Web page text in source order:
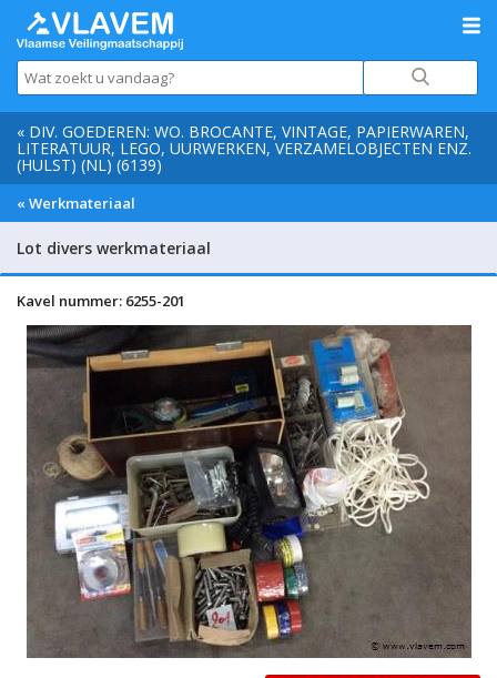
« DIV. GOEDEREN: WO. BROCANTE, VINTAGE, PAPIERWAREN,
LITERATUUR, LEGO, UURWERKEN, VERZAMELOBJECTEN ENZ.
(HULST) (NL) (6139)
« Werkmateriaal
Lot divers werkmateriaal
Kavel nummer: 6255-201